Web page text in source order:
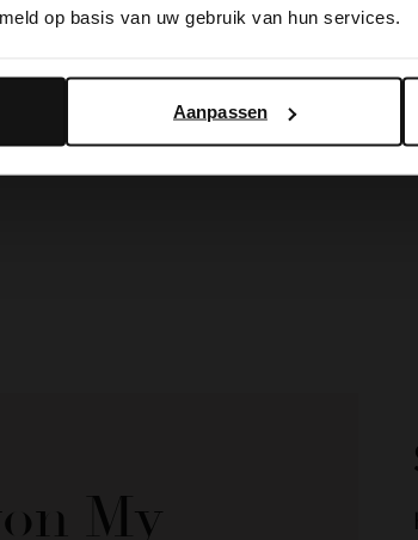
op basis van uw gebruik van hun services.
Aanpassen
My